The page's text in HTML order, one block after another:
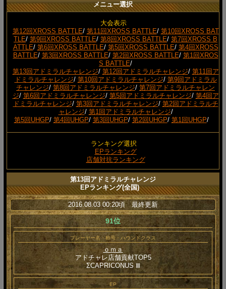
メニュー選択
大会表示
第12回XROSS BATTLE/ 第11回XROSS BATTLE/ 第10回XROSS BAT
TLE/ 第9回XROSS BATTLE/ 第8回XROSS BATTLE/ 第7回XROSS B
ATTLE/ 第6回XROSS BATTLE/ 第5回XROSS BATTLE/ 第4回XROSS
BATTLE/ 第3回XROSS BATTLE/ 第2回XROSS BATTLE/ 第1回XROS
S BATTLE/
第13回アドミラルチャレンジ/ 第12回アドミラルチャレンジ/ 第11回ア
ドミラルチャレンジ/ 第10回アドミラルチャレンジ/ 第9回アドミラル
チャレンジ/ 第8回アドミラルチャレンジ/ 第7回アドミラルチャレン
ジ/ 第6回アドミラルチャレンジ/ 第5回アドミラルチャレンジ/ 第4回ア
ドミラルチャレンジ/ 第3回アドミラルチャレンジ/ 第2回アドミラルチ
ャレンジ/ 第1回アドミラルチャレンジ/
第5回UHGP/ 第4回UHGP/ 第3回UHGP/ 第2回UHGP/ 第1回UHGP/
ランキング選択
EPランキング
店舗対抗ランキング
第13回アドミラルチャレンジ
EPランキング(全国)
2016.08.03 00:20頃 最終更新
91位
プレーヤー名・称号・ハウンドクラス
ｏｍａ
アドチャレ店舗貢献TOP5
ΣCAPRICONUS Ⅲ
EP